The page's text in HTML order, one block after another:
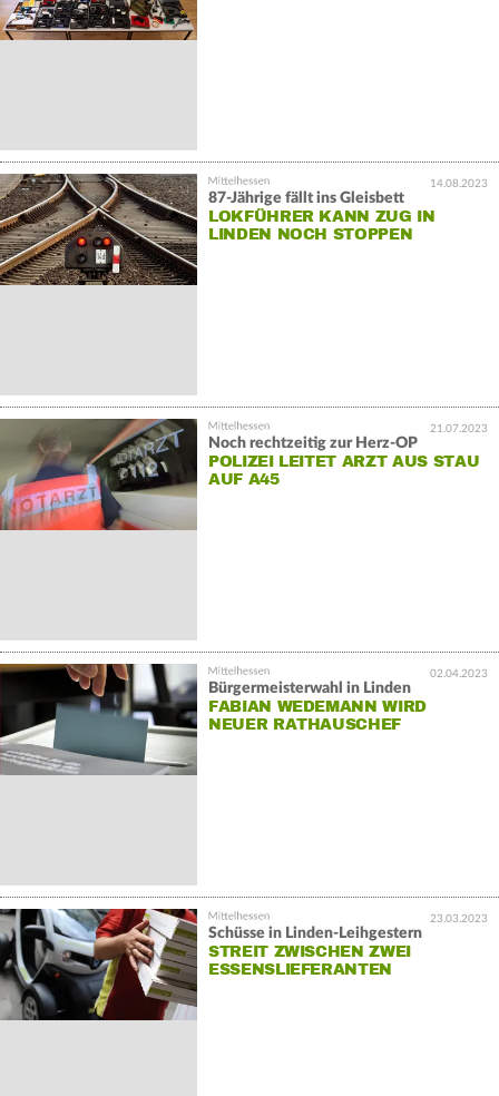
14.08.2023
87-Jährige fällt ins Gleisbett
LOKFÜHRER KANN ZUG IN
LINDEN NOCH STOPPEN
21.07.2023
Noch rechtzeitig zur Herz-OP
POLIZEI LEITET ARZT AUS STAU
AUF A45
02.04.2023
Bürgermeisterwahl in Linden
FABIAN WEDEMANN WIRD
NEUER RATHAUSCHEF
23.03.2023
Schüsse in Linden-Leihgestern
STREIT ZWISCHEN ZWEI
ESSENSLIEFERANTEN